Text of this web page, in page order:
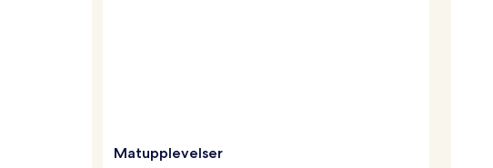
Matupplevelser